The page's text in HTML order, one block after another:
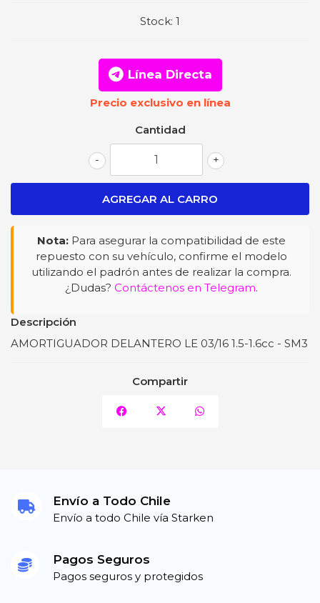
Stock: 1
Línea Directa
Precio exclusivo en línea
Cantidad
+
-
Nota: Para asegurar la compatibilidad de este
repuesto con su vehículo, confirme el modelo
utilizando el padrón antes de realizar la compra.
¿Dudas? Contáctenos en Telegram.
Descripción
AMORTIGUADOR DELANTERO LE 03/16 1.5-1.6cc - SM3
Compartir
Envío a Todo Chile
Envío a todo Chile vía Starken
Pagos Seguros
Pagos seguros y protegidos